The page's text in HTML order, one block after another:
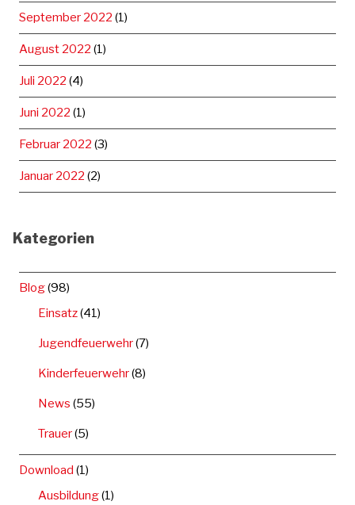
September 2022 (1)
August 2022 (1)
Juli 2022 (4)
Juni 2022 (1)
Februar 2022 (3)
Januar 2022 (2)
Kategorien
Blog(98)
Einsatz(41)
Jugendfeuerwehr(7)
Kinderfeuerwehr(8)
News (55)
Trauer(5)
Download (1)
Ausbildung(1)